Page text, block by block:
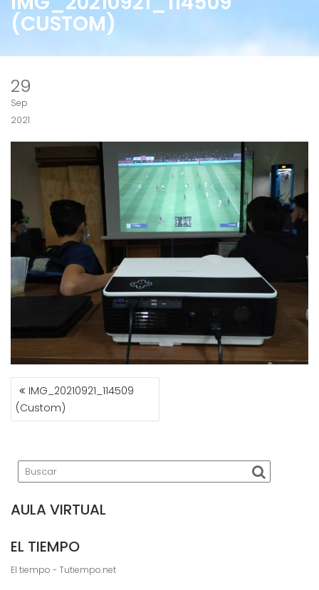
(CUSTOM)
29
Sep
2021
NAVEGACIÓN
DE
ENTRADAS
IMG_20210921_114509
(Custom)
AULA VIRTUAL
EL TIEMPO
El tiempo - Tutiempo.net